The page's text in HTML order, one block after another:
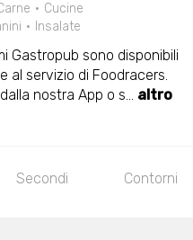
Cucine
Insalate
Gastropub sono disponibili
al servizio di Foodracers.
nostra App o s... altro
Secondi Contorni